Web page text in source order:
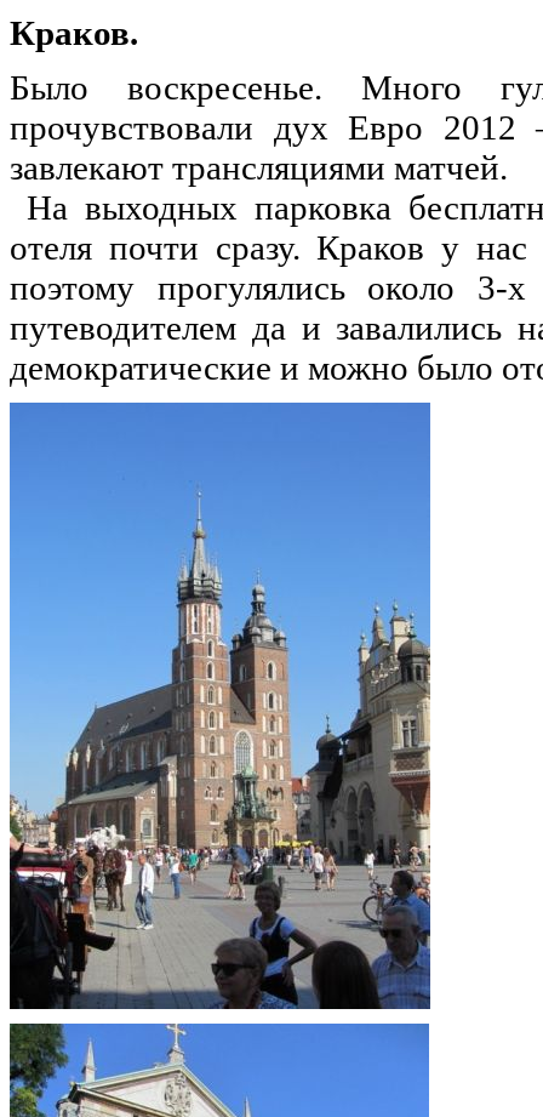
Краков.
Было воскресенье. Много
прочувствовали дух Евро
завлекают трансляциями матчей.
На выходных парковка
отеля почти сразу. Краков у
поэтому прогулялись около 3-
путеводителем да и
демократические и можно было